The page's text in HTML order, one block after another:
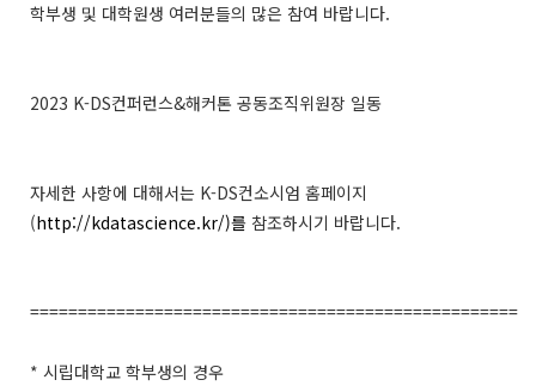
학부생 및 대학원생 여러분들의 많은 참여 바랍니다.
2023 K-DS컨퍼런스&해커톤 공동조직위원장 일동
자세한 사항에 대해서는 K-DS컨소시엄 홈페이지
(http://kdatascience.kr/)를 참조하시기 바랍니다.
* 시립대학교 학부생의 경우